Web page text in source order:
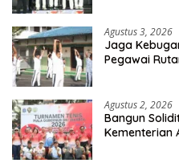
Agustus 3, 2026
Jaga
Pegawai
Agustus 2, 2026
Bangun
Kementerian